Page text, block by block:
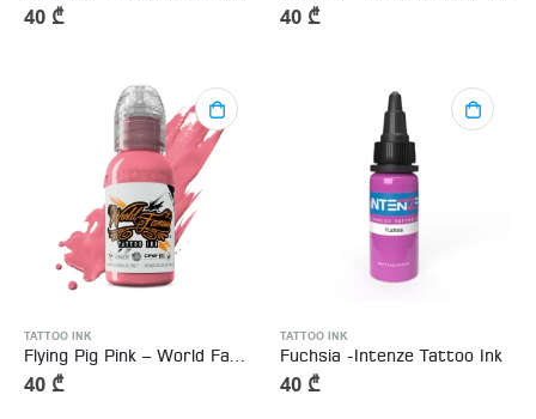
40 ₾ 40 ₾
TATTOO INK
Flying Pig Pink – World Famous Tattoo Ink 15ml
40 ₾
TATTOO INK
Fuchsia -Intenze Tattoo Ink
40 ₾